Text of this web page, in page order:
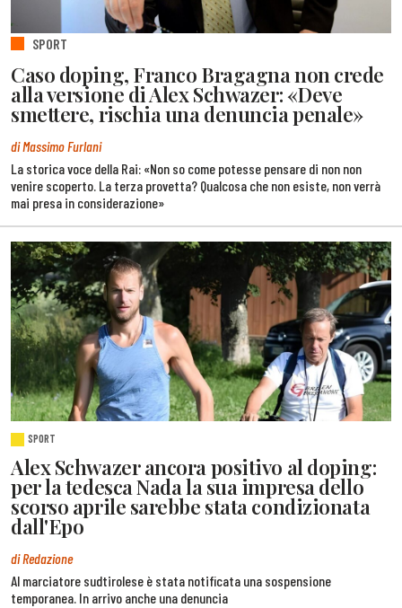
SPORT
Caso doping, Franco Bragagna non crede
alla versione di Alex Schwazer: «Deve
smettere, rischia una denuncia penale»
di Massimo Furlani
La storica voce della Rai: «Non so come potesse pensare di non non
venire scoperto. La terza provetta? Qualcosa che non esiste, non verrà
mai presa in considerazione»
SPORT
Alex Schwazer ancora positivo al doping:
per la tedesca Nada la sua impresa dello
scorso aprile sarebbe stata condizionata
dall'Epo
di Redazione
Al marciatore sudtirolese è stata notificata una sospensione
temporanea. In arrivo anche una denuncia